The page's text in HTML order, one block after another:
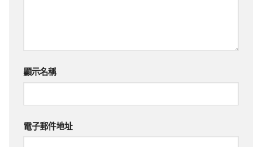
顯示名稱
電子郵件地址